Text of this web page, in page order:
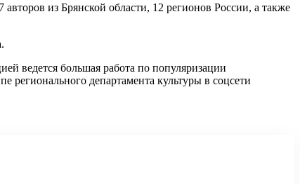
из Брянской области, 12 регионов России, а также
ведется большая работа по популяризации
регионального департамента культуры в соцсети